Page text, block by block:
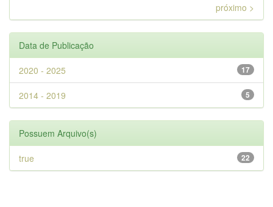
próximo >
Data de Publicação
17
2020 - 2025
5
2014 - 2019
Possuem Arquivo(s)
22
true